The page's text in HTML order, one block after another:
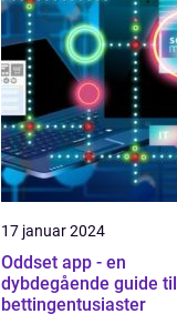
17 januar 2024
Oddset app - en
dybdegående guide til
bettingentusiaster